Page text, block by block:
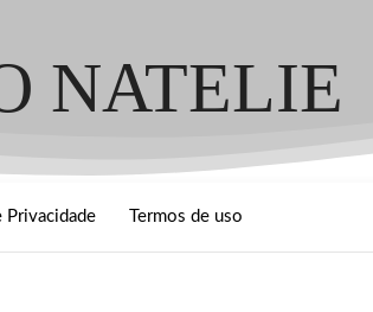
NATELIE
Privacidade Termos de uso